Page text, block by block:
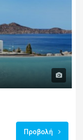
Προβολή